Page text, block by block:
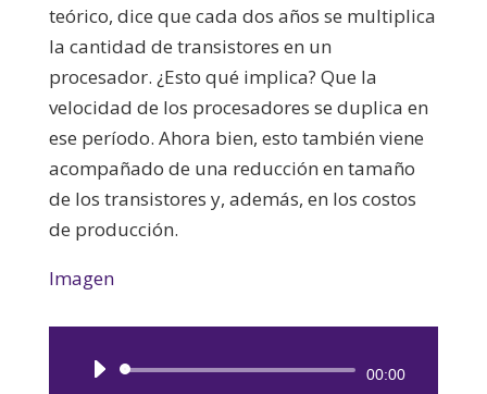
teórico, dice que cada dos años se multiplica
la cantidad de transistores en un
procesador. ¿Esto qué implica? Que la
velocidad de los procesadores se duplica en
ese período. Ahora bien, esto también viene
acompañado de una reducción en tamaño
de los transistores y, además, en los costos
de producción.
Imagen
Reproductor
00:00